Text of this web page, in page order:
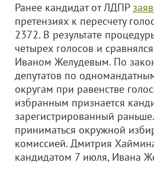
Ранее кандидат от ЛДПР
претензиях к пересчету
2372. В результате
четырех голосов и
Иваном Желудевым. По
депутатов по
округам при равенстве
избранным признается
зарегистрированный
приниматься окружной
комиссией. Дмитрия
кандидатом 7 июля, Ивана